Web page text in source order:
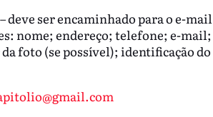
deve ser encaminhado para o e-mail
nome; endereço; telefone; e-mail;
foto (se possível); identificação do